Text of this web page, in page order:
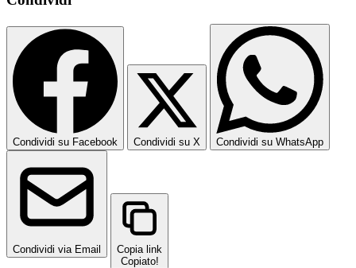
Condividi su Facebook Condividi su X Condividi su WhatsApp
Condividi via Email
Copia link
Copiato!